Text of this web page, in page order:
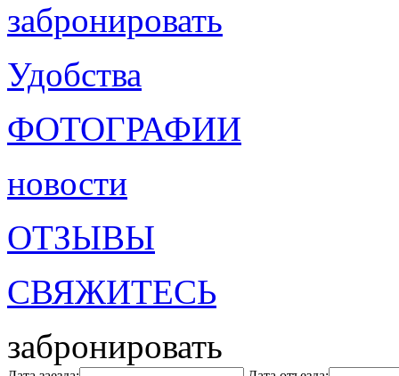
забронировать
Удобства
ФОТОГРАФИИ
новости
ОТЗЫВЫ
СВЯЖИТЕСЬ
забронировать